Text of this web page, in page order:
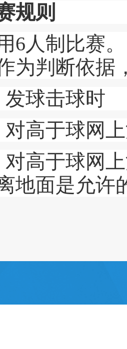
规则
制比赛。
为判断依据
球击球时
于球网上
于球网上
地面是允许